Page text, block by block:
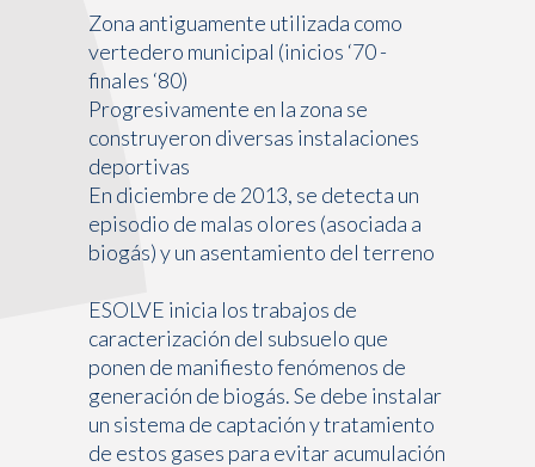
Zona antiguamente utilizada como
vertedero municipal (inicios ‘70 -
finales ‘80)
Progresivamente en la zona se
construyeron diversas instalaciones
deportivas
En diciembre de 2013, se detecta un
episodio de malas olores (asociada a
biogás) y un asentamiento del terreno
ESOLVE inicia los trabajos de
caracterización del subsuelo que
ponen de manifiesto fenómenos de
generación de biogás. Se debe instalar
un sistema de captación y tratamiento
de estos gases para evitar acumulación